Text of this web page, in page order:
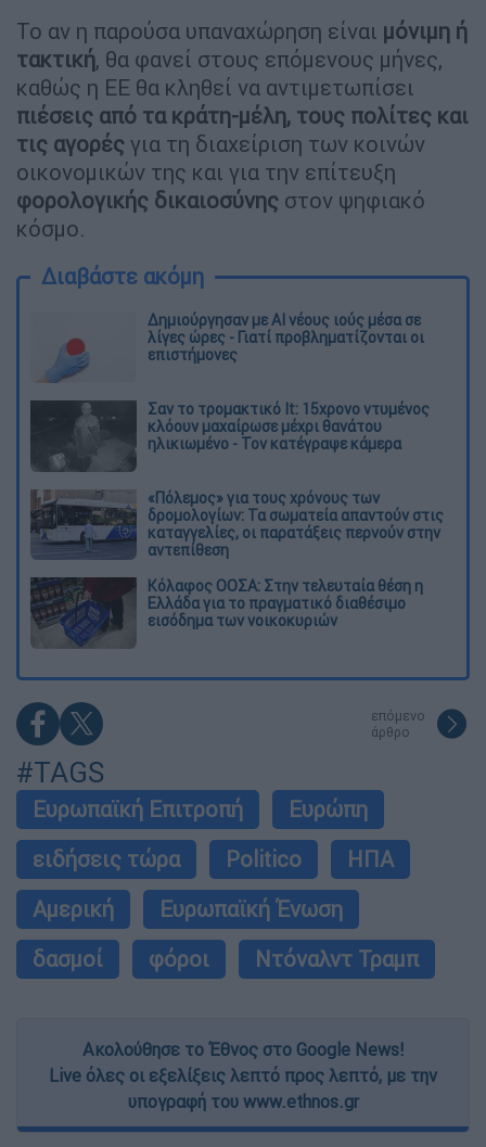
Το αν η παρούσα υπαναχώρηση είναι μόνιμη ή
τακτική, θα φανεί στους επόμενους μήνες,
καθώς η ΕΕ θα κληθεί να αντιμετωπίσει
πιέσεις από τα κράτη-μέλη, τους πολίτες και
τις αγορές για τη διαχείριση των κοινών
οικονομικών της και για την επίτευξη
φορολογικής δικαιοσύνης στον ψηφιακό
κόσμο.
Διαβάστε ακόμη
Δημιούργησαν με AI νέους ιούς μέσα σε
λίγες ώρες - Γιατί προβληματίζονται οι
επιστήμονες
Σαν το τρομακτικό It: 15χρονο ντυμένος
κλόουν μαχαίρωσε μέχρι θανάτου
ηλικιωμένο - Τον κατέγραψε κάμερα
«Πόλεμος» για τους χρόνους των
δρομολογίων: Τα σωματεία απαντούν στις
καταγγελίες, οι παρατάξεις περνούν στην
αντεπίθεση
Κόλαφος ΟΟΣΑ: Στην τελευταία θέση η
Ελλάδα για το πραγματικό διαθέσιμο
εισόδημα των νοικοκυριών
επόμενο
άρθρο
#TAGS
Ευρωπαϊκή Επιτροπή
Ευρώπη
ειδήσεις τώρα
Politico
ΗΠΑ
Αμερική
Ευρωπαϊκή Ένωση
δασμοί
φόροι Ντόναλντ Τραμπ
Ακολούθησε το Έθνος στο Google News!
Live όλες οι εξελίξεις λεπτό προς λεπτό, με την
υπογραφή του www.ethnos.gr